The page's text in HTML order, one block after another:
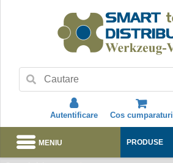
Autentificare Cos cumparaturi
PRODUSE
MENIU